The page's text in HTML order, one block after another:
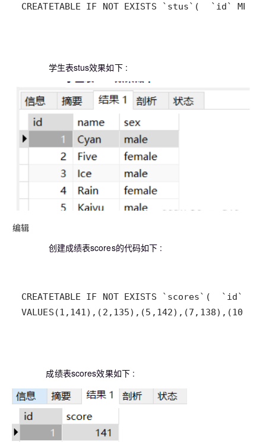
CREATETABLE IF NOT EXISTS `stus` (
  `id`
学生表stus效果如下 :
编辑
创建成绩表scores的代码如下 :
CREATETABLE IF NOT EXISTS `scores` (
  `id`
VALUES (1 , 141) , ( 2 , 135) , (5 , 142) , (7 , 138) , (10
成绩表scores效果如下 :